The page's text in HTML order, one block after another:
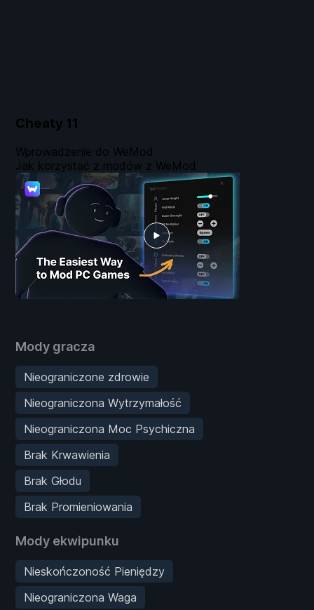
Cheaty 11
Mody gracza
Nieograniczone zdrowie
Nieograniczona Wytrzymałość
Nieograniczona Moc Psychiczna
Brak Krwawienia
Brak Głodu
Brak Promieniowania
Mody ekwipunku
Nieskończoność Pieniędzy
Nieograniczona Waga
Wprowadzenie do WeMod
Jak korzystać z modów z WeMod